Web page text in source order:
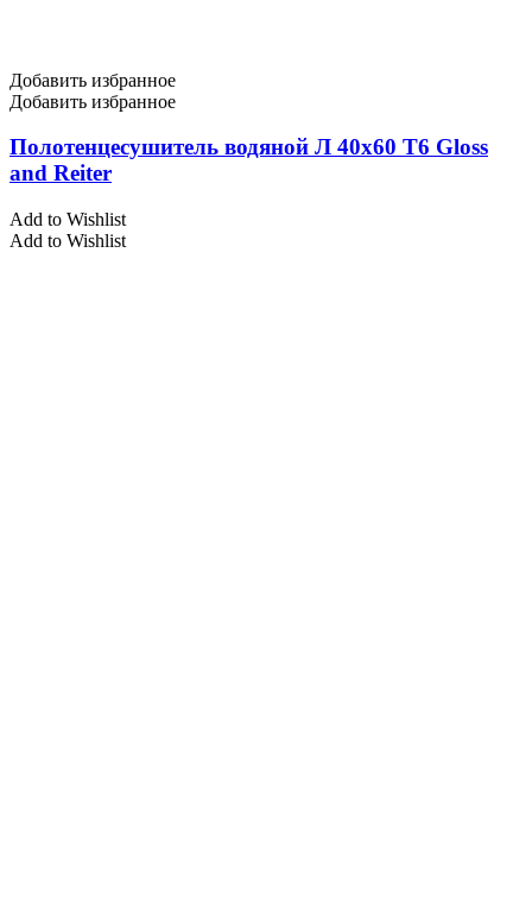
Добавить избранное
Добавить избранное
Полотенцесушитель водяной Л 40х60 Т6 Gloss
and Reiter
Add to Wishlist
Add to Wishlist